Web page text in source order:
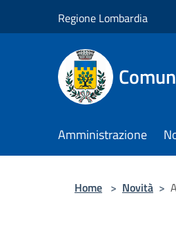
Regione Lombardia
Amministrazione
Home > Novità >